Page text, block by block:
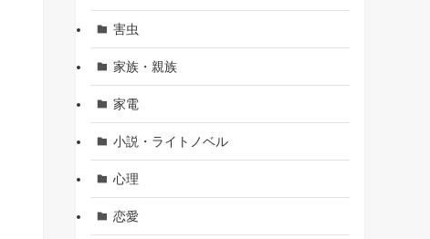
害虫
家族・親族
家電
小説・ライトノベル
心理
恋愛